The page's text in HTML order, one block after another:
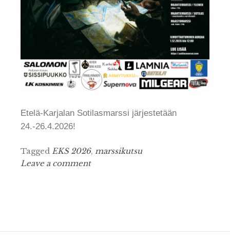
Etelä-Karjalan Sotilasmarssi järjestetään
24.-26.4.2026!
Tagged EKS 2026, marssikutsu
Leave a comment